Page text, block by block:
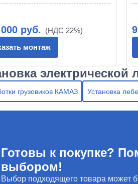
руб.
монтаж
электрической
грузовиков КАМАЗ Установка
Готовы к покупке?
выбором!
Выбор подходящего товара может